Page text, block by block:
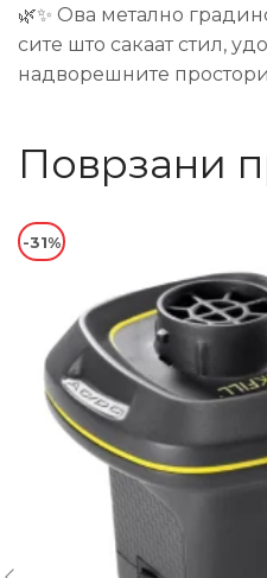
🌿✨ Ова метално
сите што сакаат стил,
надворешните
Поврзани
-31%